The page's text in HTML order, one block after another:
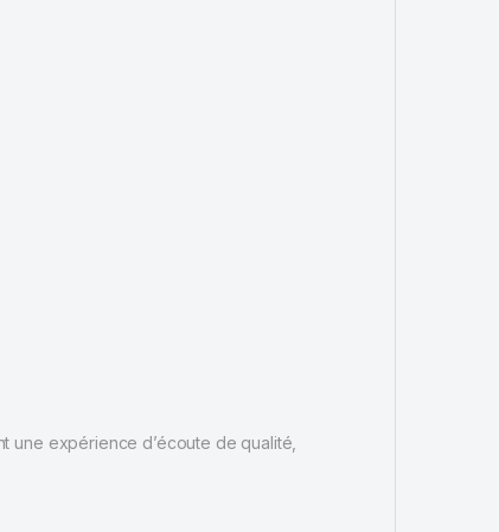
une expérience d’écoute de qualité,